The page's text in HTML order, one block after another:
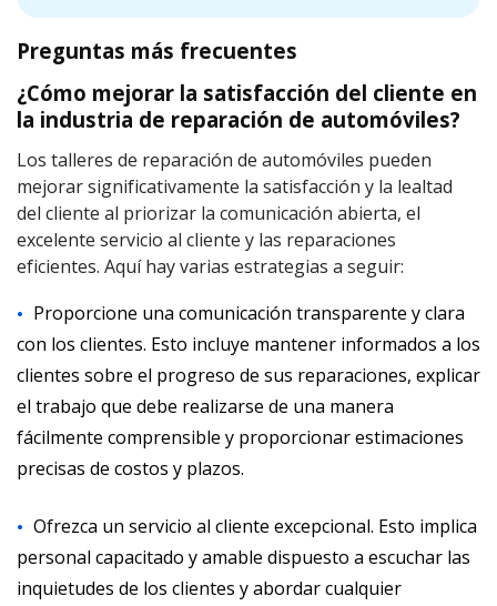
Preguntas más frecuentes
¿Cómo mejorar la satisfacción del cliente en
la industria de reparación de automóviles?
Los talleres de reparación de automóviles pueden
mejorar significativamente la satisfacción y la lealtad
del cliente al priorizar la comunicación abierta, el
excelente servicio al cliente y las reparaciones
eficientes. Aquí hay varias estrategias a seguir:
Proporcione una comunicación transparente y clara
con los clientes. Esto incluye mantener informados a los
clientes sobre el progreso de sus reparaciones, explicar
el trabajo que debe realizarse de una manera
fácilmente comprensible y proporcionar estimaciones
precisas de costos y plazos.
Ofrezca un servicio al cliente excepcional. Esto implica
personal capacitado y amable dispuesto a escuchar las
inquietudes de los clientes y abordar cualquier